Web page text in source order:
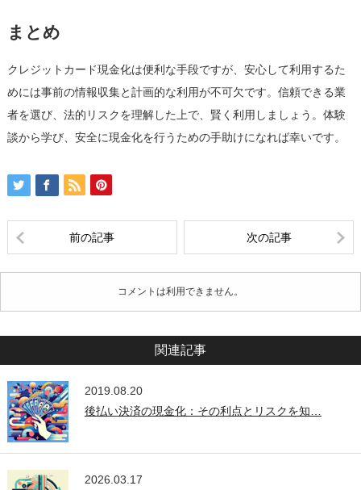
まとめ
クレジットカード現金化は便利な手段ですが、安心して利用するた
めには事前の情報収集と計画的な利用が不可欠です。信頼できる業
者を選び、法的リスクを理解した上で、賢く利用しましょう。体験
談から学び、安全に現金化を行うための手助けになれば幸いです。
前の記事 次の記事
コメントは利用できません。
関連記事
2019.08.20
後払い決済の現金化：その利点とリスクを知…
2026.03.17